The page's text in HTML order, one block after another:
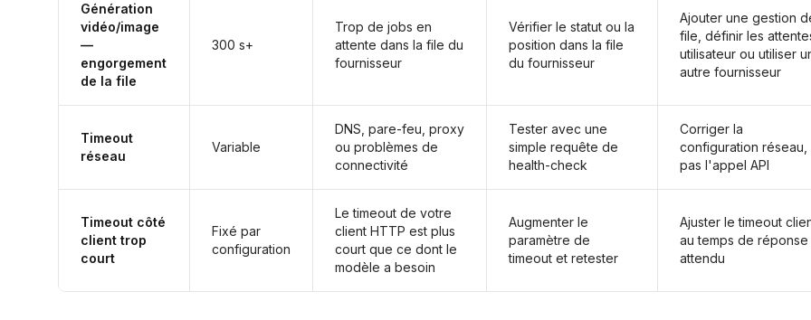
Génération
vidéo/image
—
engorgement
de la file
300 s+
Trop de jobs en
attente dans la file du
fournisseur
Vérifier le statut ou la
position dans la file
du fournisseur
Ajouter une gestion
file, définir les
utilisateur ou utiliser
autre fournisseur
Timeout
réseau
Variable
DNS, pare-feu, proxy
ou problèmes de
connectivité
Tester avec une
simple requête de
health-check
Corriger la
configuration réseau,
pas l'appel API
Timeout côté
client trop
court
Fixé par
configuration
Le timeout de votre
client HTTP est plus
court que ce dont le
modèle a besoin
Augmenter le
paramètre de
timeout et retester
Ajuster le timeout
au temps de réponse
attendu